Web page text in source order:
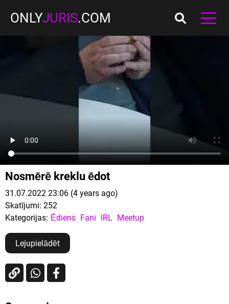
ONLYJURIS.COM
Nosmērē kreklu ēdot
31.07.2022 23:06 (4 years ago)
Skatījumi: 252
Kategorijas: Ēdiens Fani IRL Meetup
Lejupielādēt